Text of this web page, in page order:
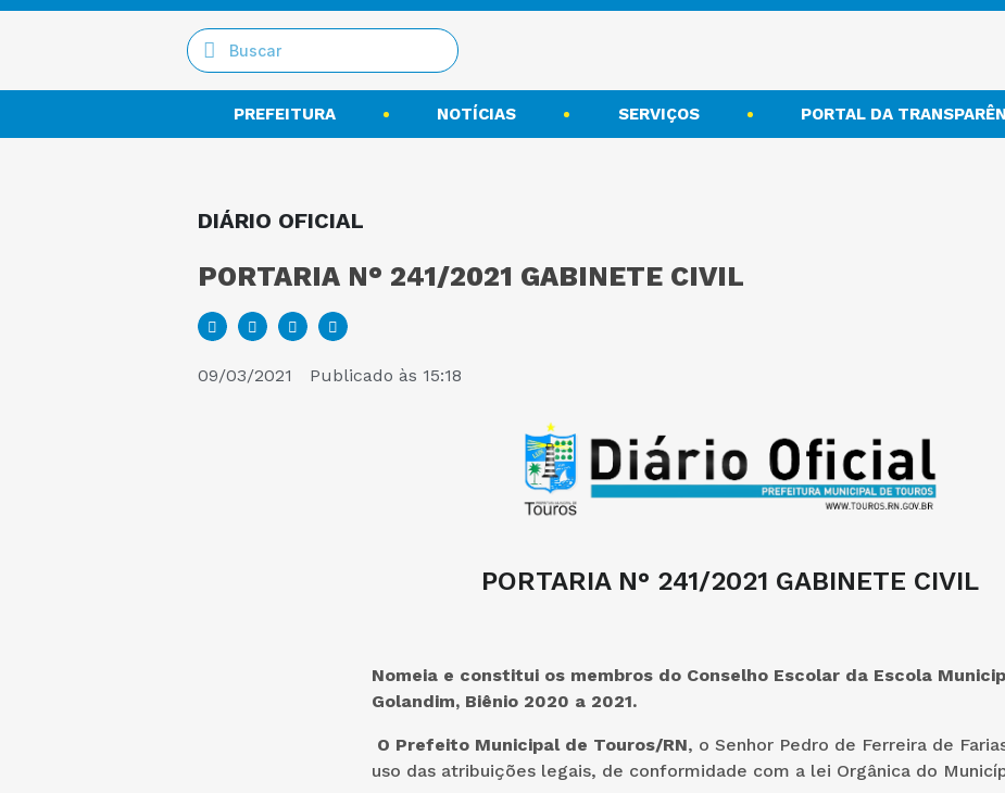
PREFEITURA NOTÍCIAS SERVIÇOS PORTAL DA
DIÁRIO OFICIAL
PORTARIA N° 241/2021 GABINETE CIVIL
09/03/2021 Publicado às 15:18
PORTARIA N° 241/2021 GABINETE CIVIL
Nomeia e constitui os membros do Conselho Escolar da Escola
Golandim, Biênio 2020 a 2021.
O Prefeito Municipal de Touros/RN, o Senhor Pedro de Ferreira de
uso das atribuições legais, de conformidade com a lei Orgânica do